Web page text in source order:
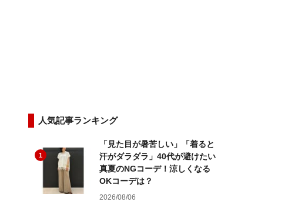
人気記事ランキング
1
「見た目が暑苦しい」「着ると
汗がダラダラ」40代が避けたい
真夏のNGコーデ！涼しくなる
OKコーデは？
2026/08/06